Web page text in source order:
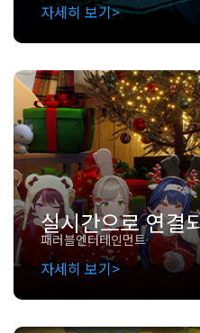
자세히 보기
패러블엔터테인먼트
자세히 보기